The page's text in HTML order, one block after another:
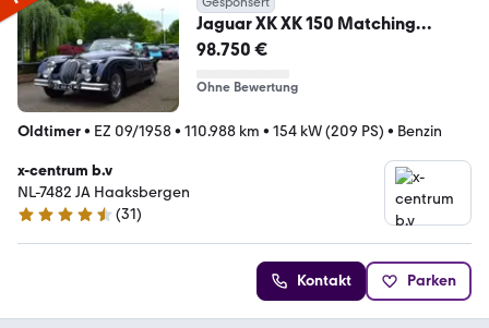
Jaguar XK XK 150 Matching
numbers / Klasse 1
98.750 €
Ohne Bewertung
Oldtimer• EZ 09/1958• 110.988 km • 154 kW (209 PS) • Benzin
x-centrum b.v
NL-7482 JA Haaksbergen
4.7 Sterne
(31)
Kontakt Parken